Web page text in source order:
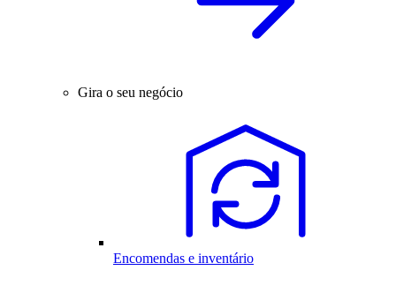
Gira o seu negócio
Encomendas e inventário